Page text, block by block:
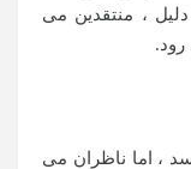
، منتقدین می
رود.
، اما ناظران می